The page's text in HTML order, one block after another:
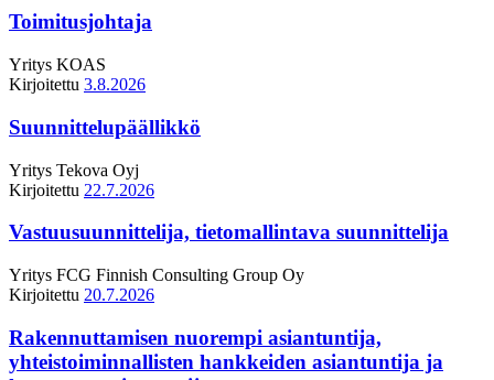
Toimitusjohtaja
Yritys KOAS
Kirjoitettu 3.8.2026
Suunnittelupäällikkö
Yritys Tekova Oyj
Kirjoitettu 22.7.2026
Vastuusuunnittelija, tietomallintava suunnittelija
Yritys FCG Finnish Consulting Group Oy
Kirjoitettu 20.7.2026
Rakennuttamisen nuorempi asiantuntija,
yhteistoiminnallisten hankkeiden asiantuntija ja